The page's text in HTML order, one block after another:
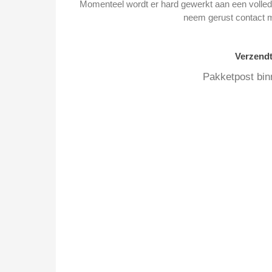
Momenteel wordt er hard gewerkt aan een
neem gerust contact
Pakketpost